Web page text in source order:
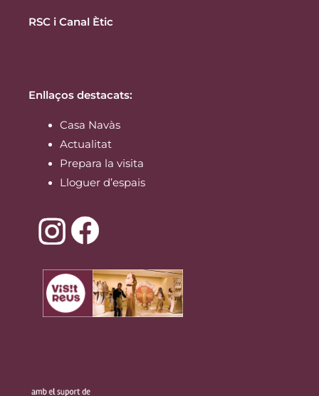
RSC i Canal Ètic
Enllaços destacats:
Casa Navàs
Actualitat
Prepara la visita
Lloguer d’espais